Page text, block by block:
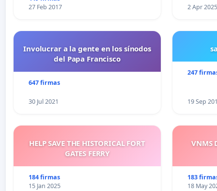
27 Feb 2017
2 Apr 2025
Involucrar a la gente en los sínodos
del Papa Francisco
647 firmas
30 Jul 2021
247
19 Sep
HELP SAVE THE HISTORICAL FORT
GATES FERRY
184 firmas
15 Jan 2025
VNMS
183
18 May